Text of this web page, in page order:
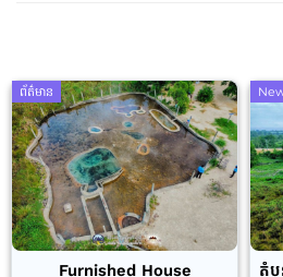
ព័ត៌មាន
Furnished House
តំប